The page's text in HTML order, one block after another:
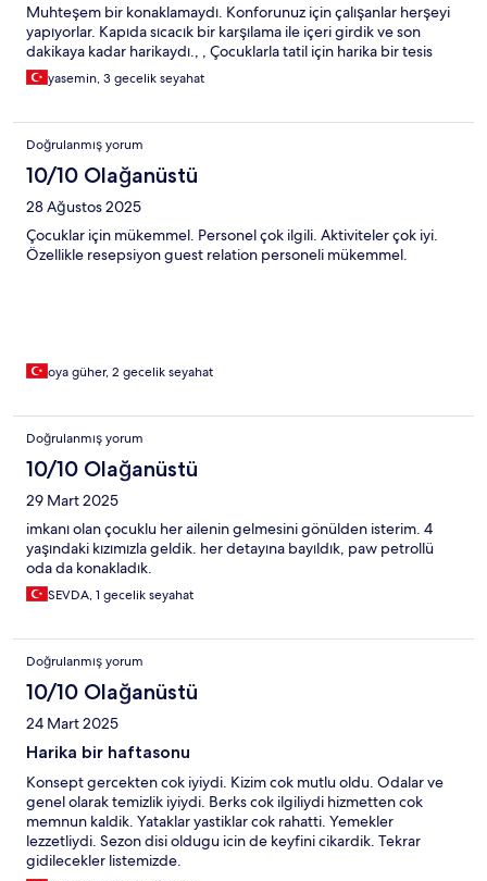
Muhteşem bir konaklamaydı. Konforunuz için çalışanlar herşeyi
yapıyorlar. Kapıda sıcacık bir karşılama ile içeri girdik ve son
dakikaya kadar harikaydı., , Çocuklarla tatil için harika bir tesis
yasemin, 3 gecelik seyahat
Doğrulanmış yorum
10/10 Olağanüstü
28 Ağustos 2025
Çocuklar için mükemmel. Personel çok ilgili. Aktiviteler çok iyi.
Özellikle resepsiyon guest relation personeli mükemmel.
oya güher, 2 gecelik seyahat
Doğrulanmış yorum
10/10 Olağanüstü
29 Mart 2025
imkanı olan çocuklu her ailenin gelmesini gönülden isterim. 4
yaşındaki kızımızla geldik. her detayına bayıldık, paw petrollü
oda da konakladık.
SEVDA, 1 gecelik seyahat
Doğrulanmış yorum
10/10 Olağanüstü
24 Mart 2025
Harika bir haftasonu
Konsept gercekten cok iyiydi. Kizim cok mutlu oldu. Odalar ve
genel olarak temizlik iyiydi. Berks cok ilgiliydi hizmetten cok
memnun kaldik. Yataklar yastiklar cok rahatti. Yemekler
lezzetliydi. Sezon disi oldugu icin de keyfini cikardik. Tekrar
gidilecekler listemizde.